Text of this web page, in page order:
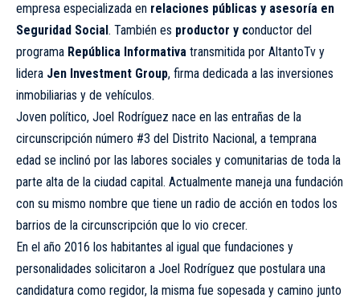
empresa especializada en relaciones públicas y asesoría en
Seguridad Social. También es productor y conductor del
programa República Informativa transmitida por AltantoTv y
lidera Jen Investment Group, firma dedicada a las inversiones
inmobiliarias y de vehículos.
Joven político, Joel Rodríguez nace en las entrañas de la
circunscripción número #3 del Distrito Nacional, a temprana
edad se inclinó por las labores sociales y comunitarias de toda la
parte alta de la ciudad capital. Actualmente maneja una fundación
con su mismo nombre que tiene un radio de acción en todos los
barrios de la circunscripción que lo vio crecer.
En el año 2016 los habitantes al igual que fundaciones y
personalidades solicitaron a Joel Rodríguez que postulara una
candidatura como regidor, la misma fue sopesada y camino junto